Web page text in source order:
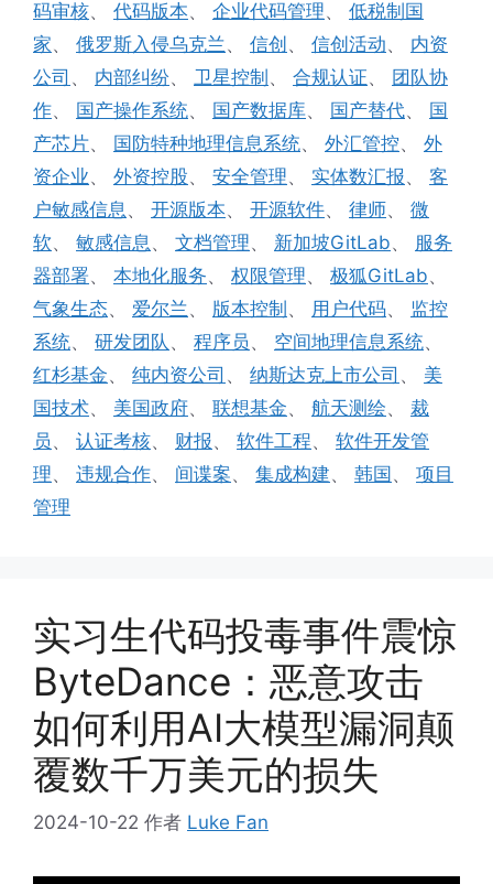
码审核、 代码版本、 企业代码管理、 低税制国
家、 俄罗斯入侵乌克兰、 信创、 信创活动、 内资
公司 、 内部纠纷、 卫星控制、 合规认证、 团队协
作、 国产操作系统、 国产数据库、 国产替代、 国
产芯片、 国防特种地理信息系统、 外汇管控、 外
资企业、 外资控股、 安全管理、 实体数汇报、 客
户敏感信息 、 开源版本、 开源软件、 律师、 微
软、 敏感信息 、 文档管理、 新加坡GitLab、 服务
器部署、 本地化服务、 权限管理、 极狐GitLab、
气象生态、 爱尔兰、 版本控制、 用户代码、 监控
系统、 研发团队 、 程序员 、 空间地理信息系统、
红杉基金、 纯内资公司 、 纳斯达克上市公司 、 美
国技术、 美国政府、 联想基金、 航天测绘、 裁
员 、 认证考核、 财报、 软件工程、 软件开发管
理、 违规合作、 间谍案、 集成构建、 韩国、 项目
管理
实习生代码投毒事件震惊
ByteDance：恶意攻击
如何利用AI大模型漏洞颠
覆数千万美元的损失
2024-10-22 作者 Luke Fan